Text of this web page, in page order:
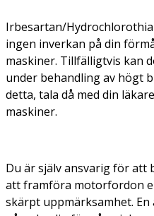
Irbesartan/
ingen inverkan på din
maskiner. Tillfälligtvis kan
under behandling av högt
detta, tala då med din
maskiner.
Du är själv ansvarig för att
att framföra motorfordon
skärpt uppmärksamhet.